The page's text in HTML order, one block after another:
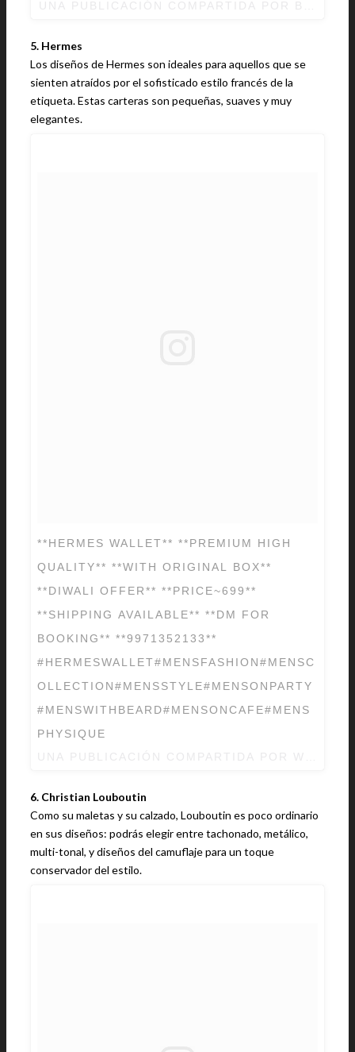
5. Hermes
Los diseños de Hermes son ideales para aquellos que se
sienten atraídos por el sofisticado estilo francés de la
etiqueta. Estas carteras son pequeñas, suaves y muy
elegantes.
**HERMES WALLET** **PREMIUM HIGH
QUALITY** **WITH ORIGINAL BOX**
**DIWALI OFFER** **PRICE~699**
**SHIPPING AVAILABLE** **DM FOR
BOOKING** **9971352133**
#HERMESWALLET#MENSFASHION#MENSC
OLLECTION#MENSSTYLE#MENSONPARTY
#MENSWITHBEARD#MENSONCAFE#MENS
PHYSIQUE
6. Christian Louboutin
Como su maletas y su calzado, Louboutin es poco ordinario
en sus diseños: podrás elegir entre tachonado, metálico,
multi-tonal, y diseños del camuflaje para un toque
conservador del estilo.